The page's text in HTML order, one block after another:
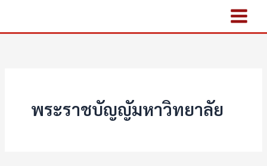
content
พระราชบัญญัมหาวิทยาลัย